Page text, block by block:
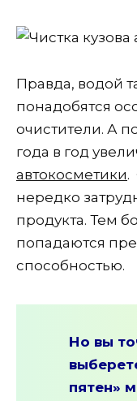
Правда, водой
понадобятся
очистители. А
года в год
автокосметики.
нередко
продукта. Тем
попадаются
способностью.
Но вы
пятен»